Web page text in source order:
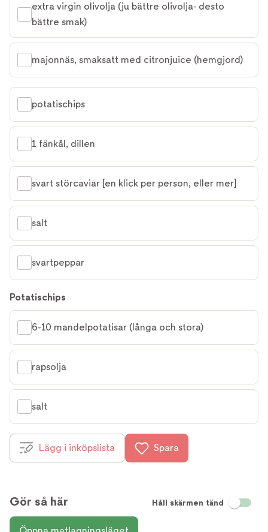
extra virgin olivolja (ju bättre olivolja- desto
bättre smak)
majonnäs, smaksatt med citronjuice (hemgjord)
potatischips
1 fänkål, dillen
svart störcaviar [en klick per person, eller mer]
salt
svartpeppar
Potatischips
6-10 mandelpotatisar (långa och stora)
rapsolja
salt
Lägg i inköpslista Spara
Gör så här Håll skärmen tänd